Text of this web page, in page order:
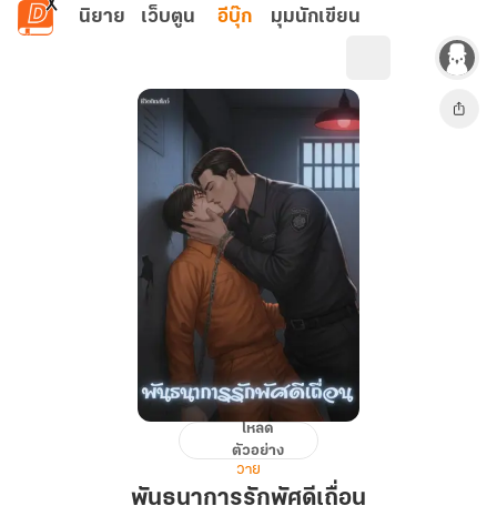
ข้ามไปยังเนื้อหาหลัก
นิยาย เว็บตูน อีบุ๊ก มุมนักเขียน
พันธนาการ
พัศดี
โหลด
ตัวอย่าง
วาย
พันธนาการรักพัศดีเถื่อน